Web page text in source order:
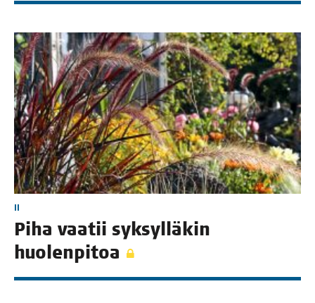
II
Piha vaa­tii syk­syl­lä­kin
huolenpitoa